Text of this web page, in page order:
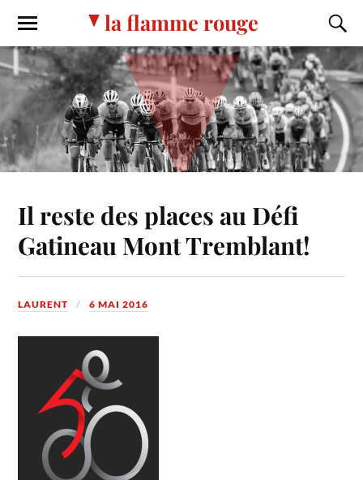
la flamme rouge
Il reste des places au Défi
Gatineau Mont Tremblant!
LAURENT 6 MAI 2016